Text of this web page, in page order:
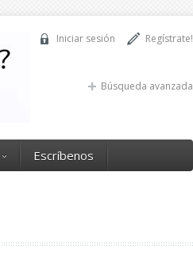
Regístrate!
Iniciar sesión
Búsqueda avanzada
Escríbenos